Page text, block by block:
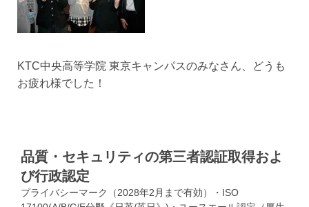
KTC中央高等学院 東京キャンパスのみなさん、どうも
お疲れ様でした！
品質・セキュリティの第三者認証取得およ
び行政認定
プライバシーマーク（2028年2月まで有効）・ISO